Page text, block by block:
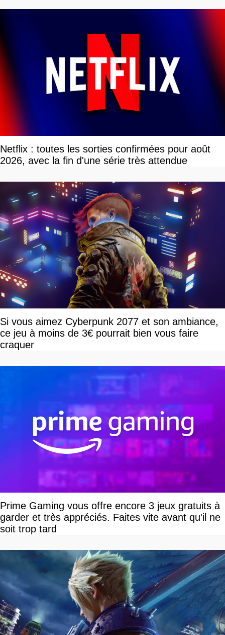
Netflix : toutes les sorties confirmées pour août
2026, avec la fin d'une série très attendue
Si vous aimez Cyberpunk 2077 et son ambiance,
ce jeu à moins de 3€ pourrait bien vous faire
craquer
Prime Gaming vous offre encore 3 jeux gratuits à
garder et très appréciés. Faites vite avant qu'il ne
soit trop tard